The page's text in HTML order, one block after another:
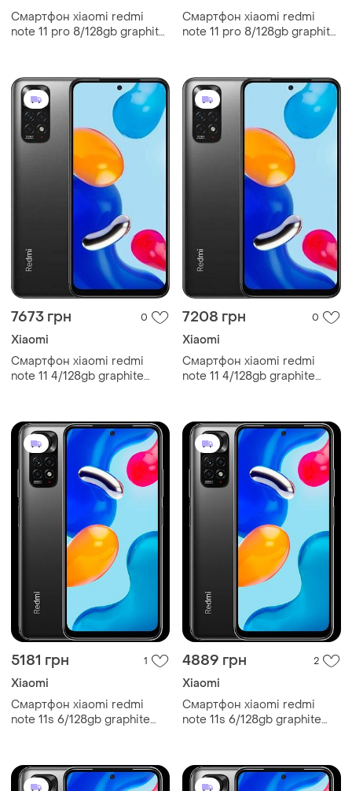
Смартфон xiaomi redmi
note 11 pro 8/128gb graphite
5000 mah fhd+ h сучасний
Смартфон xiaomi redmi
note 11 pro 8/128gb graphite
5000 mah fhd+ h smart
7673 грн 0
Xiaomi
Смартфон xiaomi redmi
note 11 4/128gb graphite
smart
7208 грн 0
Xiaomi
Смартфон xiaomi redmi
note 11 4/128gb graphite
67
5181 грн 1
Xiaomi
Смартфон xiaomi redmi
note 11s 6/128gb graphite
5000 маг
4889 грн 2
Xiaomi
Смартфон xiaomi redmi
note 11s 6/128gb graphite
5000 маг